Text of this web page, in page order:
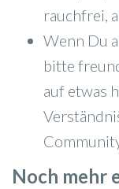
rauchfrei,
Wenn Du
bitte
auf etwas
Noch mehr